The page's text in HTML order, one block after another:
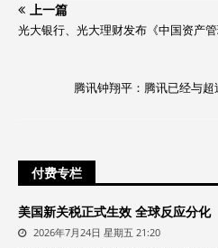
上一篇
光大银行、光大理财发布《中国资产管
腾讯钟翔平：腾讯已经与
付费专栏
美国新关税正式生效 全球反应分化
2026年7月24日 星期五 21:20